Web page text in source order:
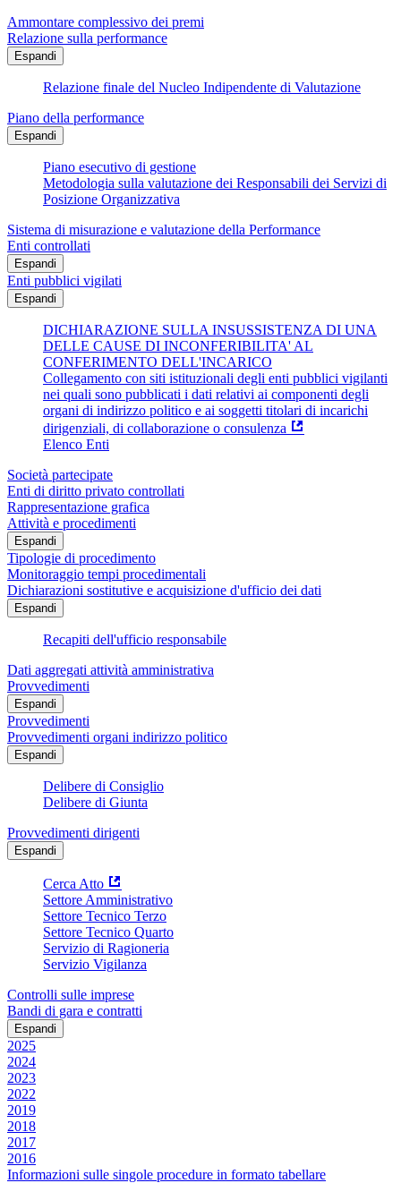
Ammontare complessivo dei premi
Relazione sulla performance
Espandi
Relazione finale del Nucleo Indipendente di Valutazione
Piano della performance
Espandi
Piano esecutivo di gestione
Metodologia sulla valutazione dei Responsabili dei Servizi di
Posizione Organizzativa
Sistema di misurazione e valutazione della Performance
Enti controllati
Espandi
Enti pubblici vigilati
Espandi
DICHIARAZIONE SULLA INSUSSISTENZA DI UNA
DELLE CAUSE DI INCONFERIBILITA' AL
CONFERIMENTO DELL'INCARICO
Collegamento con siti istituzionali degli enti pubblici vigilanti
nei quali sono pubblicati i dati relativi ai componenti degli
organi di indirizzo politico e ai soggetti titolari di incarichi
dirigenziali, di collaborazione o consulenza
Elenco Enti
Società partecipate
Enti di diritto privato controllati
Rappresentazione grafica
Attività e procedimenti
Espandi
Tipologie di procedimento
Monitoraggio tempi procedimentali
Dichiarazioni sostitutive e acquisizione d'ufficio dei dati
Espandi
Recapiti dell'ufficio responsabile
Dati aggregati attività amministrativa
Provvedimenti
Espandi
Provvedimenti
Provvedimenti organi indirizzo politico
Espandi
Delibere di Consiglio
Delibere di Giunta
Provvedimenti dirigenti
Espandi
Cerca Atto
Settore Amministrativo
Settore Tecnico Terzo
Settore Tecnico Quarto
Servizio di Ragioneria
Servizio Vigilanza
Controlli sulle imprese
Bandi di gara e contratti
Espandi
2025
2024
2023
2022
2019
2018
2017
2016
Informazioni sulle singole procedure in formato tabellare